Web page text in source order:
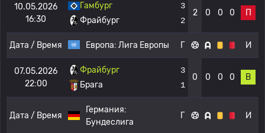
10.05.2026
16:30
Гамбург
Фрайбург
3
2
2 0 0 0 П
Дата / Время Европа: Лига Европы Г И
07.05.2026
22:00
Фрайбург
Брага
3
1
0 0 0 0 В
Дата / Время
Германия:
Бундеслига
Г И